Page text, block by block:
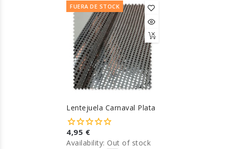
FUERA DE STOCK
Lentejuela Carnaval Plata
4,95 €
Availability: Out of stock